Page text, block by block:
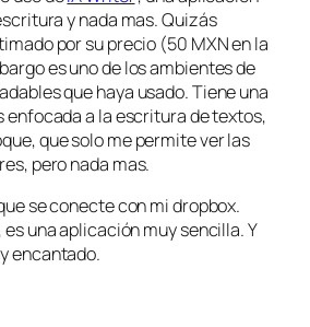
y nada mas. Quizás
por su precio (50 MXN en la
es uno de los ambientes de
que haya usado. Tiene una
enfocada a la escritura de textos,
que solo me permite ver las
pero nada mas.
se conecte con mi dropbox.
es una aplicación muy sencilla. Y
encantado.